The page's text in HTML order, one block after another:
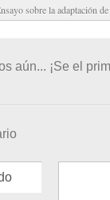
sobre la adaptación
aún... ¡Se el